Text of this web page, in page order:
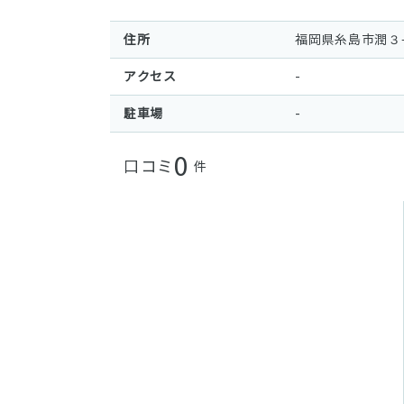
住所 福岡県糸島市潤
アクセス -
駐車場 -
口コミ 0 件